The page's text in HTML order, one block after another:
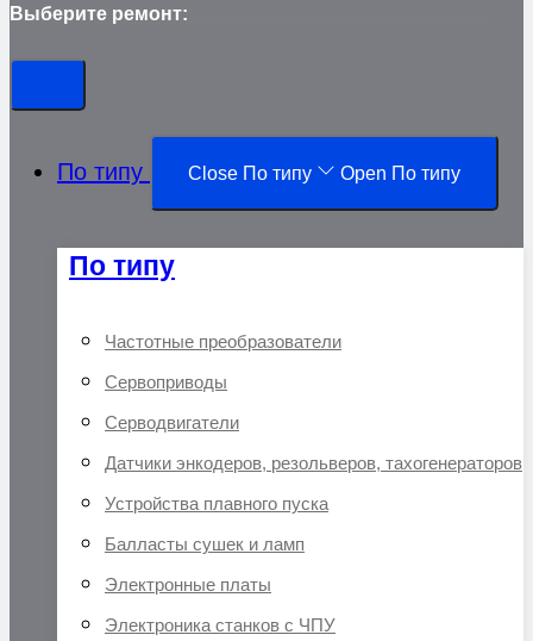
Выберите ремонт:
По типу Close По типу Open По типу
По типу
Частотные преобразователи
Сервоприводы
Серводвигатели
Датчики энкодеров, резольверов, тахогенераторов
Устройства плавного пуска
Балласты сушек и ламп
Электронные платы
Электроника станков с ЧПУ